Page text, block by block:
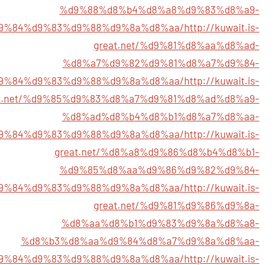
%d9%88%d8%b4%d8%a8%d9%83%d8%a9-
http://kuwait.is-
great.net/%d9%81%d8%aa%d8%ad-
%d8%a7%d9%82%d9%81%d8%a7%d9%84-
http://kuwait.is-
%d9%85%d9%83%d8%a7%d9%81%d8%ad%d8%a9-
%d8%ad%d8%b4%d8%b1%d8%a7%d8%aa-
http://kuwait.is-
great.net/%d8%a8%d9%86%d8%b4%d8%b1-
%d9%85%d8%aa%d9%86%d9%82%d9%84-
http://kuwait.is-
great.net/%d9%81%d9%86%d9%8a-
%d8%aa%d8%b1%d9%83%d9%8a%d8%a8-
%d8%b3%d8%aa%d9%84%d8%a7%d9%8a%d8%aa-
http://kuwait.is-